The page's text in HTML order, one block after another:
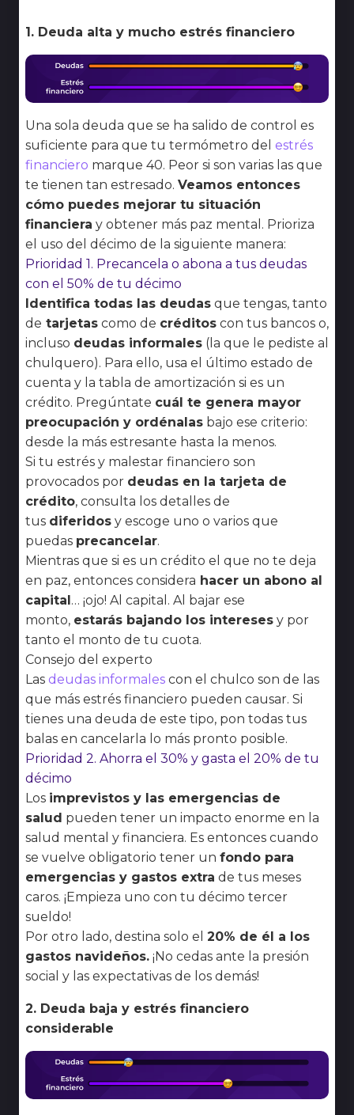
1. Deuda alta y mucho estrés financiero
Una sola deuda que se ha salido de control es
suficiente para que tu termómetro del estrés
financiero marque 40. Peor si son varias las que
te tienen tan estresado. Veamos entonces
cómo puedes mejorar tu situación
financiera y obtener más paz mental. Prioriza
el uso del décimo de la siguiente manera:
Prioridad 1. Precancela o abona a tus deudas
con el 50% de tu décimo
Identifica todas las deudas que tengas, tanto
de tarjetas como de créditos con tus bancos o,
incluso deudas informales (la que le pediste al
chulquero). Para ello, usa el último estado de
cuenta y la tabla de amortización si es un
crédito. Pregúntate cuál te genera mayor
preocupación y ordénalas bajo ese criterio:
desde la más estresante hasta la menos.
Si tu estrés y malestar financiero son
provocados por deudas en la tarjeta de
crédito, consulta los detalles de
tus diferidos y escoge uno o varios que
puedas precancelar.
Mientras que si es un crédito el que no te deja
en paz, entonces considera hacer un abono al
capital … ¡ojo! Al capital. Al bajar ese
monto, estarás bajando los intereses y por
tanto el monto de tu cuota.
Consejo del experto
Las deudas informales con el chulco son de las
que más estrés financiero pueden causar. Si
tienes una deuda de este tipo, pon todas tus
balas en cancelarla lo más pronto posible.
Prioridad 2. Ahorra el 30% y gasta el 20% de tu
décimo
Los imprevistos y las emergencias de
salud pueden tener un impacto enorme en la
salud mental y financiera. Es entonces cuando
se vuelve obligatorio tener un fondo para
emergencias y gastos extra de tus meses
caros. ¡Empieza uno con tu décimo tercer
sueldo!
Por otro lado, destina solo el 20% de él a los
gastos navideños. ¡No cedas ante la presión
social y las expectativas de los demás!
2. Deuda baja y estrés financiero
considerable